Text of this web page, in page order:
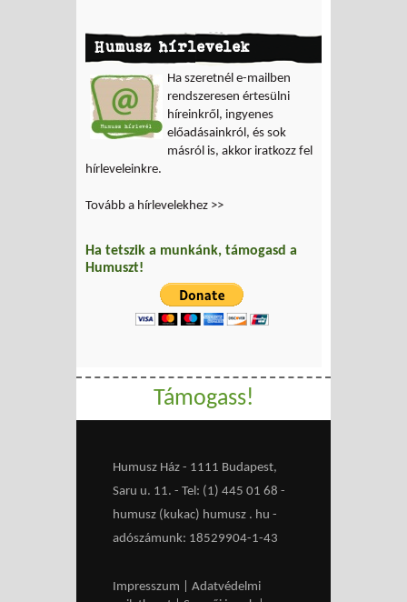
Humusz hírlevelek
Ha szeretnél e-mailben
rendszeresen értesülni
híreinkről, ingyenes
előadásainkról, és sok
másról is, akkor iratkozz fel
hírleveleinkre.
Tovább a hírlevelekhez >>
Ha tetszik a munkánk, támogasd a
Humuszt!
Támogass!
Humusz Ház - 1111 Budapest,
Saru u. 11. - Tel: (1) 445 01 68 -
humusz (kukac) humusz . hu -
adószámunk: 18529904-1-43
Impresszum
Adatvédelmi